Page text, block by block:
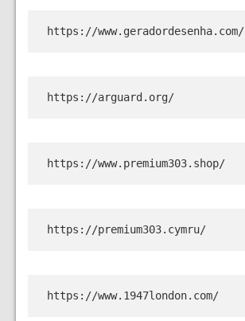
https://www.geradordesenha.com/
https://arguard.org/
https://www.premium303.shop/
https://premium303.cymru/
https://www.1947london.com/